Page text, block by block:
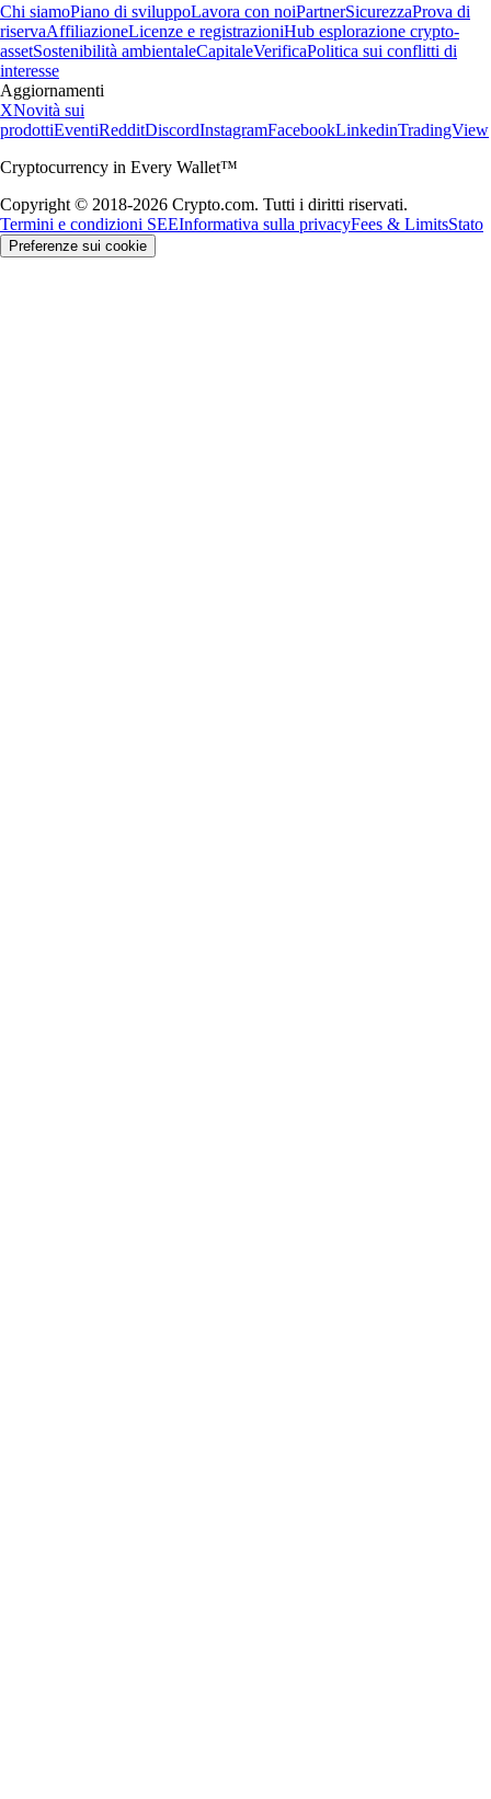
Chi siamoPiano di sviluppoLavora con noiPartnerSicurezzaProva di
riservaAffiliazioneLicenze e registrazioniHub esplorazione crypto-
assetSostenibilità ambientaleCapitaleVerificaPolitica sui conflitti di
interesse
Aggiornamenti
XNovità sui
prodottiEventiRedditDiscordInstagramFacebookLinkedinTradingView
Cryptocurrency in Every Wallet™
Copyright © 2018-2026 Crypto.com. Tutti i diritti riservati.
Termini e condizioni SEEInformativa sulla privacyFees & LimitsStato
Preferenze sui cookie